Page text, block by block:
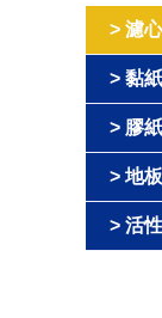
濾
黏
膠
地
活